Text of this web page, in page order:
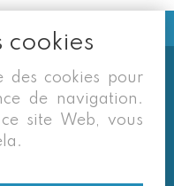
sites
tarief dat niet meer
op onze eigen
prijzen
cookies
des cookies pour
de navigation.
site Web, vous